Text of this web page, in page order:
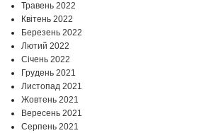
Травень 2022
Квітень 2022
Березень 2022
Лютий 2022
Січень 2022
Грудень 2021
Листопад 2021
Жовтень 2021
Вересень 2021
Серпень 2021